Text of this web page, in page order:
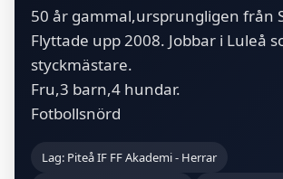
50 år gammal,ursprungligen från
Flyttade upp 2008. Jobbar i Luleå
styckmästare.
Fru,3 barn,4 hundar.
Fotbollsnörd
Lag: Piteå IF FF Akademi - Herrar